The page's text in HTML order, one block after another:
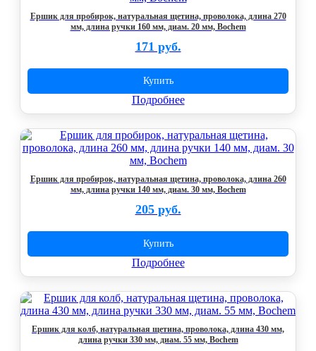
Ершик для пробирок, натуральная щетина, проволока, длина 270
мм, длина ручки 160 мм, диам. 20 мм, Bochem
171 руб.
Купить
Подробнее
Ершик для пробирок, натуральная щетина, проволока, длина 260
мм, длина ручки 140 мм, диам. 30 мм, Bochem
205 руб.
Купить
Подробнее
Ершик для колб, натуральная щетина, проволока, длина 430 мм,
длина ручки 330 мм, диам. 55 мм, Bochem